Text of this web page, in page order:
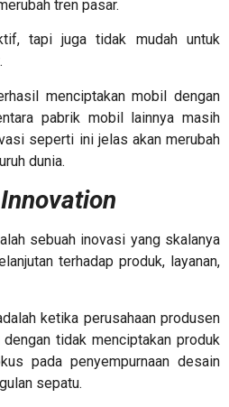
tren pasar.
tapi juga tidak mudah untuk
menciptakan mobil dengan
pabrik mobil lainnya masih
seperti ini jelas akan merubah
dunia.
sebuah inovasi yang skalanya
terhadap produk, layanan,
ketika perusahaan produsen
tidak menciptakan produk
pada penyempurnaan desain
sepatu.